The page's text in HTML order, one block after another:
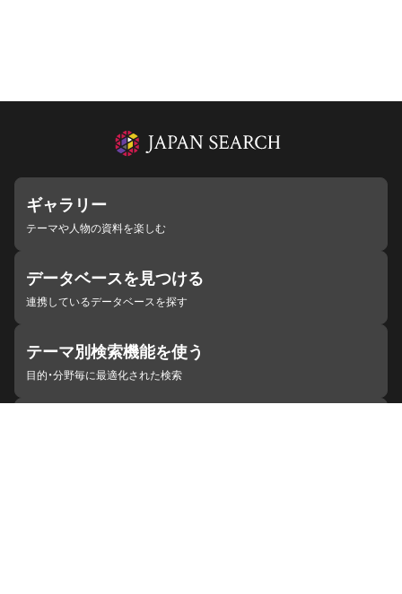
ギャラリー
テーマや人物の資料を楽しむ
データベースを見つける
連携しているデータベースを探す
テーマ別検索機能を使う
目的・分野毎に最適化された検索